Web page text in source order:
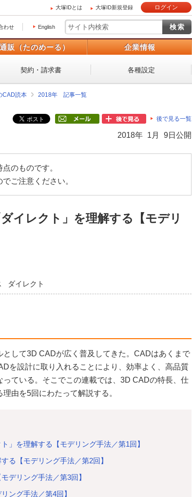
大塚IDとは 大塚ID新規登録 ログイン
わせ English
通販（たのめーる） 企業情報
契約・請求書 各種設定
CAD読本
2018年 記事一覧
後で見る一覧
2018年 1月 9日公開
のものです。
ご注意ください。
イレクト」を理解する【モデリ
ダイレクト
して3D CADが広く普及してきた。CADはあくまで
を設計に取り入れることにより、効率よく、高品質
ている。そこでこの連載では、3D CADの特長、仕
由を5回にわたって解説する。
」を理解する【モデリング手法／第1回】
る【モデリング手法／第2回】
デリング手法／第3回】
ング手法／第4回】